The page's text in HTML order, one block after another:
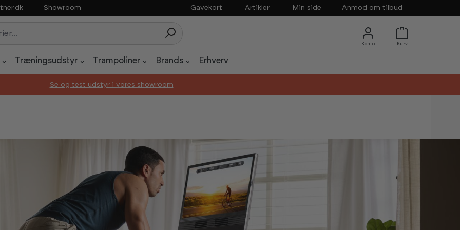
Showroom Gavekort Artikler Min side Anmod om tilbud
Træningsudstyr Trampoliner Brands Erhverv
Se og test udstyr i vores showroom